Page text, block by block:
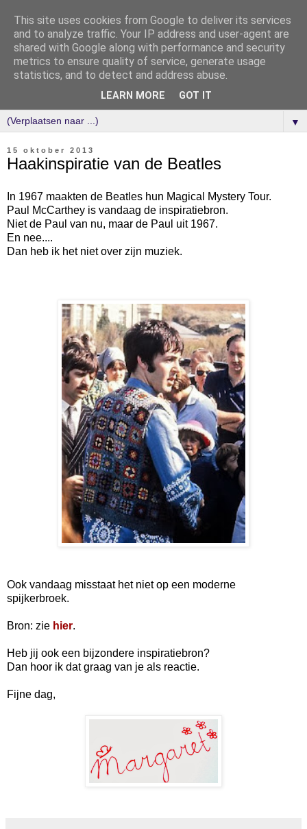
▼
15 oktober 2013
Haakinspiratie van de Beatles
In 1967 maakten de Beatles hun Magical Mystery Tour.
Paul McCarthey is vandaag de inspiratiebron.
Niet de Paul van nu, maar de Paul uit 1967.
En nee....
Dan heb ik het niet over zijn muziek.
Ook vandaag misstaat het niet op een moderne
spijkerbroek.
Bron: zie hier.
Heb jij ook een bijzondere inspiratiebron?
Dan hoor ik dat graag van je als reactie.
Fijne dag,
This site uses cookies from Google to deliver its services
and to analyze traffic. Your IP address and user-agent are
shared with Google along with performance and security
metrics to ensure quality of service, generate usage
statistics, and to detect and address abuse.
LEARN MORE GOT IT